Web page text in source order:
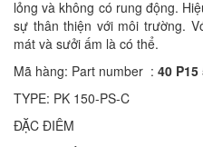
lỏng và không có rung động.
sự thân thiện với môi trường.
mát và sưởi ấm là có thể.
Mã hàng: Part number : 40 P15
TYPE: PK 150-PS-C
ĐẶC ĐIÊM